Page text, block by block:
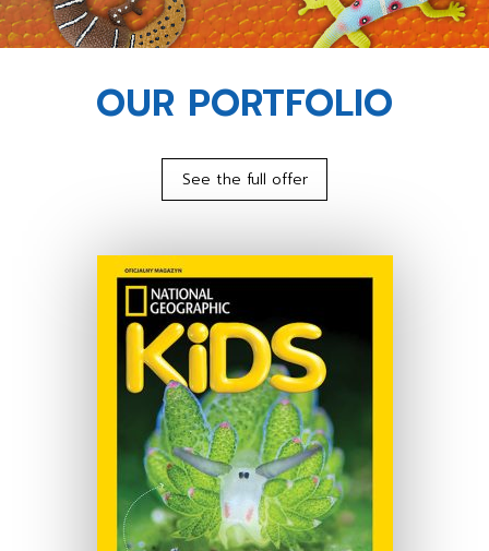
OUR PORTFOLIO
See the full offer